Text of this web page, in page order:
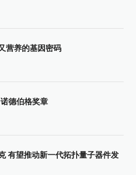
营养的基因密码
德伯格奖章
有望推动新一代拓扑量子器件发